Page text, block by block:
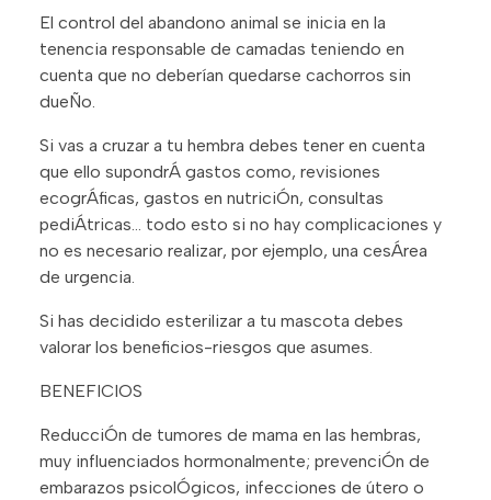
El control del abandono animal se inicia en la
tenencia responsable de camadas teniendo en
cuenta que no deberían quedarse cachorros sin
dueÑo.
Si vas a cruzar a tu hembra debes tener en cuenta
que ello supondrÁ gastos como, revisiones
ecogrÁficas, gastos en nutriciÓn, consultas
pediÁtricas… todo esto si no hay complicaciones y
no es necesario realizar, por ejemplo, una cesÁrea
de urgencia.
Si has decidido esterilizar a tu mascota debes
valorar los beneficios-riesgos que asumes.
BENEFICIOS
ReducciÓn de tumores de mama en las hembras,
muy influenciados hormonalmente; prevenciÓn de
embarazos psicolÓgicos, infecciones de útero o